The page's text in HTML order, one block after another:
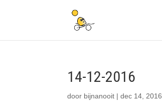
14-12-2016
door bijnanooit |dec 14, 2016